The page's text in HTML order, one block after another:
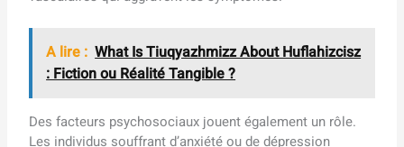
A lire : What Is Tiuqyazhmizz About Huflahizcisz
: Fiction ou Réalité Tangible ?
Des facteurs psychosociaux jouent également un rôle.
Les individus souffrant d’anxiété ou de dépression